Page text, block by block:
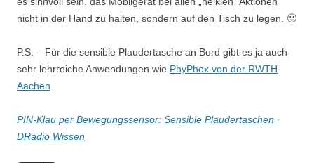
nicht in der Hand zu halten, sondern auf den Tisch zu legen. 🙂
P.S. – Für die sensible Plaudertasche an Bord gibt es ja auch
sehr lehrreiche Anwendungen wie PhyPhox von der RWTH
Aachen.
PIN-Klau per Bewegungssensor: Sensible Plaudertaschen ·
DRadio Wissen